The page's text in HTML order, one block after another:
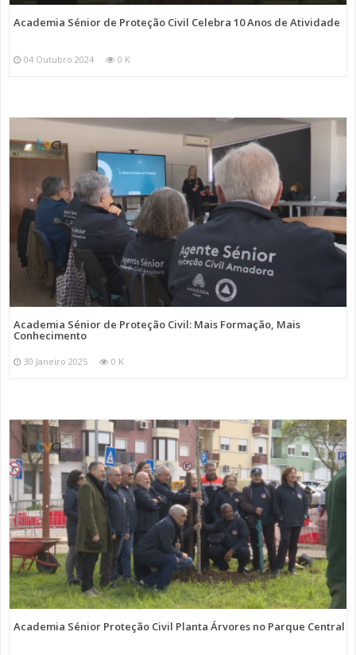
Academia Sénior de Proteção Civil Celebra 10 Anos de Atividade
04 Outubro 2024 0 K
Academia Sénior de Proteção Civil: Mais Formação, Mais
Conhecimento
30 Janeiro 2025 0 K
Academia Sénior Proteção Civil Planta Árvores no Parque Central